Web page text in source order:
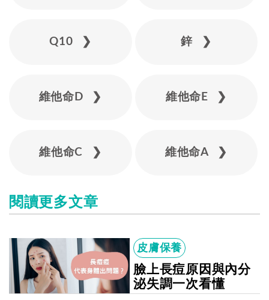
Q10 ❯ 鋅 ❯
維他命D ❯ 維他命E ❯
維他命C ❯ 維他命A ❯
閱讀更多文章
皮膚保養
臉上長痘原因與內分
泌失調一次看懂